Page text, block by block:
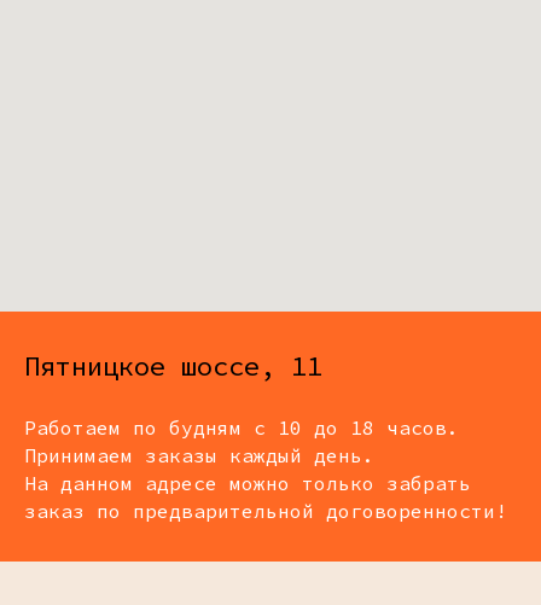
Пятницкое шоссе, 11
Работаем по будням с 10 до 18 часов.
Принимаем заказы каждый день.
На данном адресе можно только забрать
заказ по предварительной договоренности!